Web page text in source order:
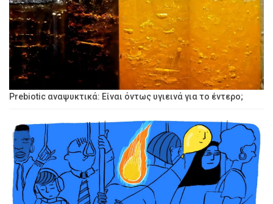
Prebiotic αναψυκτικά: Είναι όντως υγιεινά για το έντερο;